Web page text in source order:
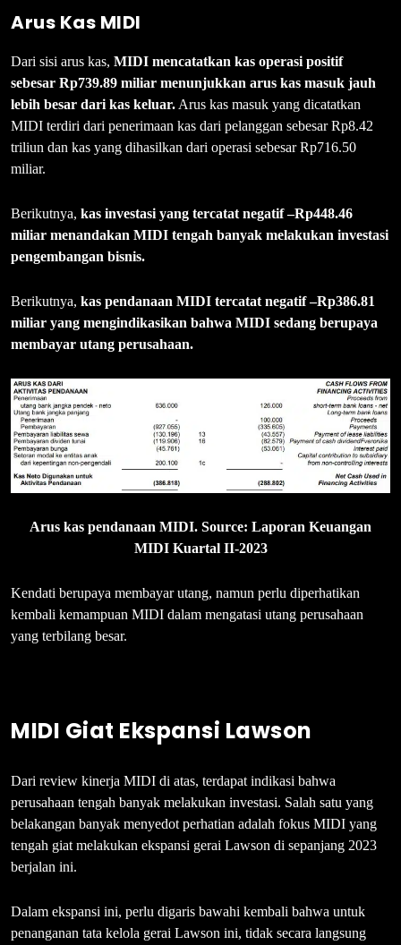
Arus Kas MIDI
Dari sisi arus kas, MIDI mencatatkan kas operasi positif
sebesar Rp739.89 miliar menunjukkan arus kas masuk jauh
lebih besar dari kas keluar. Arus kas masuk yang dicatatkan
MIDI terdiri dari penerimaan kas dari pelanggan sebesar Rp8.42
triliun dan kas yang dihasilkan dari operasi sebesar Rp716.50
miliar.
Berikutnya, kas investasi yang tercatat negatif –Rp448.46
miliar menandakan MIDI tengah banyak melakukan investasi
pengembangan bisnis.
Berikutnya, kas pendanaan MIDI tercatat negatif –Rp386.81
miliar yang mengindikasikan bahwa MIDI sedang berupaya
membayar utang perusahaan.
Arus kas pendanaan MIDI. Source: Laporan Keuangan
MIDI Kuartal II-2023
Kendati berupaya membayar utang, namun perlu diperhatikan
kembali kemampuan MIDI dalam mengatasi utang perusahaan
yang terbilang besar.
MIDI Giat Ekspansi Lawson
Dari review kinerja MIDI di atas, terdapat indikasi bahwa
perusahaan tengah banyak melakukan investasi. Salah satu yang
belakangan banyak menyedot perhatian adalah fokus MIDI yang
tengah giat melakukan ekspansi gerai Lawson di sepanjang 2023
berjalan ini.
Dalam ekspansi ini, perlu digaris bawahi kembali bahwa untuk
penanganan tata kelola gerai Lawson ini, tidak secara langsung